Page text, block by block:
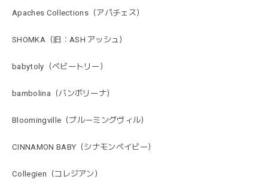
Apaches Collections（アパチェス）
SHOMKA（旧：ASH アッシュ）
babytoly（ベビートリー）
bambolina（バンボリーナ）
Bloomingville（ブルーミングヴィル）
CINNAMON BABY（シナモンベイビー）
Collegien（コレジアン）